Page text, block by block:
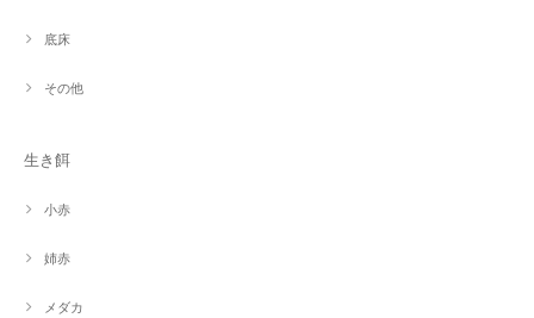
底床
その他
生き餌
小赤
姉赤
メダカ